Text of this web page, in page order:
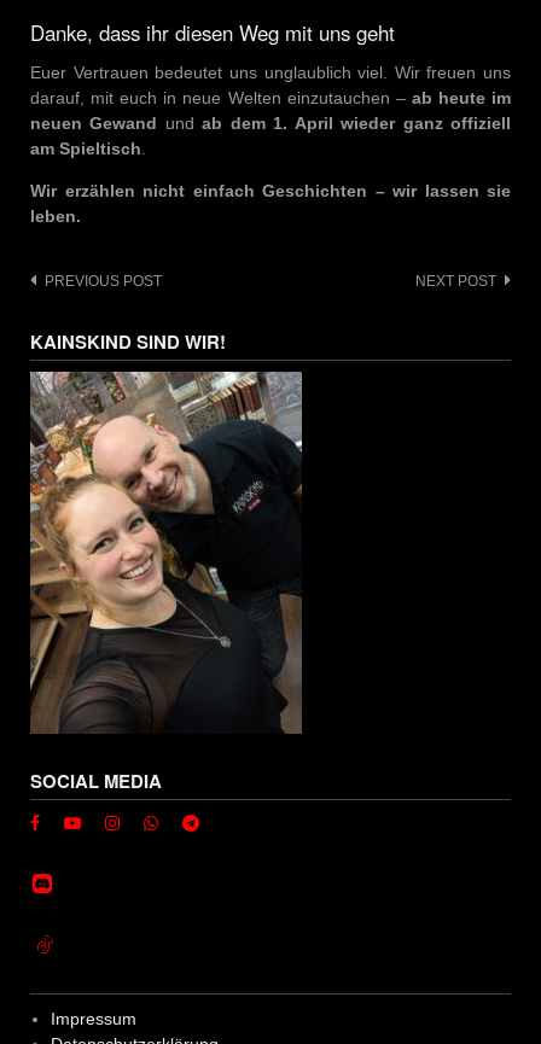
Danke, dass ihr diesen Weg mit uns geht
Euer Vertrauen bedeutet uns unglaublich viel. Wir freuen uns
darauf, mit euch in neue Welten einzutauchen – ab heute im
neuen Gewand undab dem 1. April wieder ganz offiziell
am Spieltisch
Wir erzählen nicht einfach Geschichten – wir lassen sie
leben.
Post
PREVIOUS POST NEXT POST
KAINSKIND SIND WIR!
SOCIAL MEDIA
Impressum